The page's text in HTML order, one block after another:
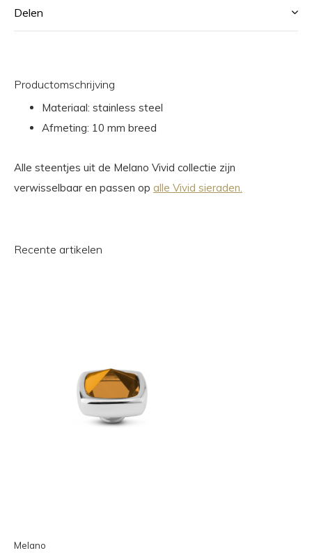
Delen
Productomschrijving
Materiaal: stainless steel
Afmeting: 10 mm breed
Alle steentjes uit de Melano Vivid collectie zijn
verwisselbaar en passen op alle Vivid sieraden.
Recente artikelen
Melano